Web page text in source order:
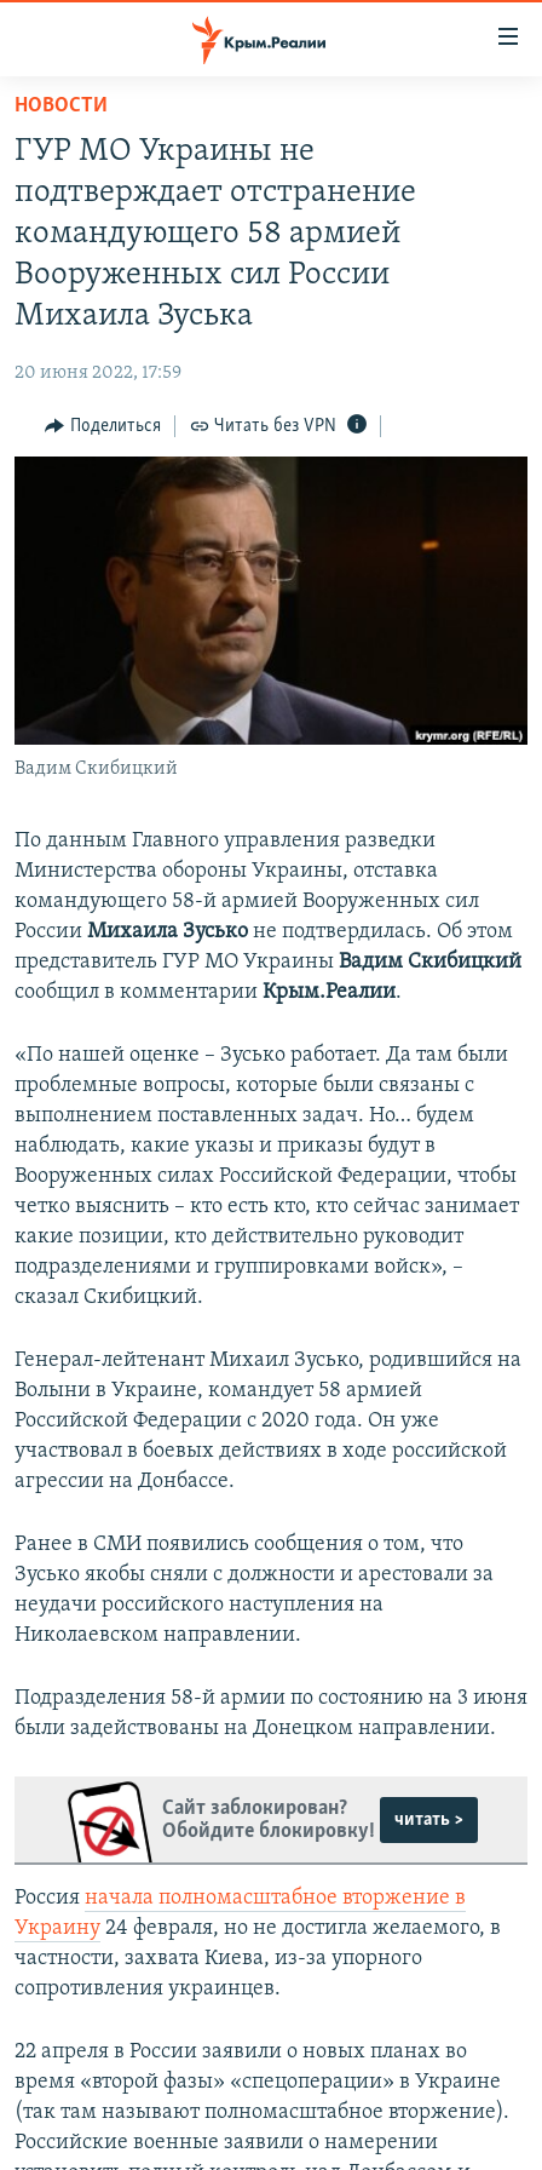
Вернуться
основному
содержанию
главной
навигации
КАРТА ВОЕННЫХ ОБЪЕКТОВ КРЫМА
11 ЛЕТ ОККУПАЦИИ КРЫМА. 11 ИСТОРИЙ СОПРОТИВЛЕНИЯ
ИСТОРИЯ
ЕЩЕ
ТЕЛЕПРОЕКТ КРЫМ.РЕАЛИИ
СОВЕТЫ ПРАВОЗАЩИТНИКОВ
ПРОПАВШИЕ БЕЗ ВЕСТИ
ПОБЕДИТЕЛЕЙ НЕ СУДЯТ?
КРЫМ.НЕПОКОРЕННЫЙ
УКРАИНСКАЯ ПРОБЛЕМА КРЫМА
Українською
ПРИСОЕДИНЯЙТЕСЬ!
Все сайты RFE/RL
НОВОСТИ
ГУР МО Украины не
подтверждает отстранение
командующего 58 армией
Вооруженных сил России
Михаила Зуська
20 июня 2022, 17:59
Поделиться Читать без VPN
Вадим Скибицкий
По данным Главного управления разведки
Министерства обороны Украины, отставка
командующего 58-й армией Вооруженных сил
России Михаила Зусько не подтвердилась. Об этом
представитель ГУР МО Украины Вадим Скибицкий
сообщил в комментарии Крым.Реалии.
«По нашей оценке – Зусько работает. Да там были
проблемные вопросы, которые были связаны с
выполнением поставленных задач. Но… будем
наблюдать, какие указы и приказы будут в
Вооруженных силах Российской Федерации, чтобы
четко выяснить – кто есть кто, кто сейчас занимает
какие позиции, кто действительно руководит
подразделениями и группировками войск», –
сказал Скибицкий.
Генерал-лейтенант Михаил Зусько, родившийся на
Волыни в Украине, командует 58 армией
Российской Федерации с 2020 года. Он уже
участвовал в боевых действиях в ходе российской
агрессии на Донбассе.
Ранее в СМИ появились сообщения о том, что
Зусько якобы сняли с должности и арестовали за
неудачи российского наступления на
Николаевском направлении.
Подразделения 58-й армии по состоянию на 3 июня
были задействованы на Донецком направлении.
Сайт заблокирован?
Обойдите блокировку!
читать >
Россия начала полномасштабное вторжение в
Украину 24 февраля, но не достигла желаемого, в
частности, захвата Киева, из-за упорного
сопротивления украинцев.
22 апреля в России заявили о новых планах во
время «второй фазы» «спецоперации» в Украине
(так там называют полномасштабное вторжение).
Российские военные заявили о намерении